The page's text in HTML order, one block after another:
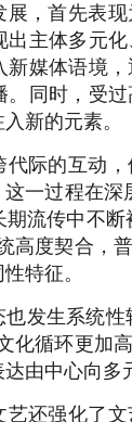
展，首先表
出主体多元
新媒体语境
。同时，受
新的元素。
代际的互动
一过程在
流传中不
高度契合，
特征。
也发生系统
化循环更加
由中心向多
艺还强化了